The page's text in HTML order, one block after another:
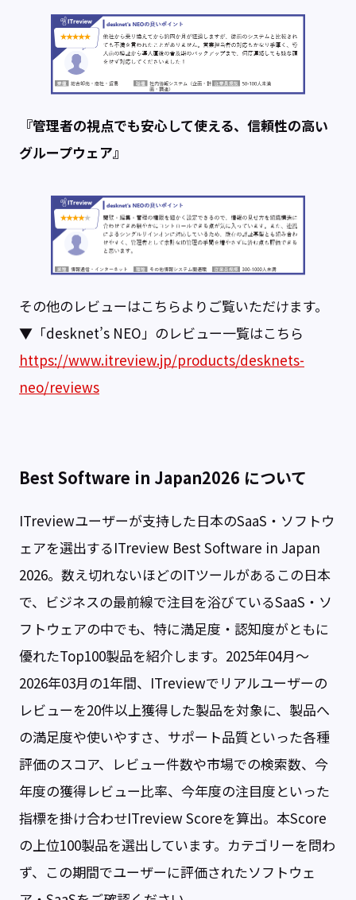
『管理者の視点でも安心して使える、信頼性の高い
グループウェア』
その他のレビューはこちらよりご覧いただけます。
▼「desknet’s NEO」のレビュー一覧はこちら
https://www.itreview.jp/products/desknets-
neo/reviews
Best Software in Japan2026 について
ITreviewユーザーが支持した日本のSaaS・ソフトウ
ェアを選出するITreview Best Software in Japan
2026。数え切れないほどのITツールがあるこの日本
で、ビジネスの最前線で注目を浴びているSaaS・ソ
フトウェアの中でも、特に満足度・認知度がともに
優れたTop100製品を紹介します。2025年04月～
2026年03月の1年間、ITreviewでリアルユーザーの
レビューを20件以上獲得した製品を対象に、製品へ
の満足度や使いやすさ、サポート品質といった各種
評価のスコア、レビュー件数や市場での検索数、今
年度の獲得レビュー比率、今年度の注目度といった
指標を掛け合わせITreview Scoreを算出。本Score
の上位100製品を選出しています。カテゴリーを問わ
ず、この期間でユーザーに評価されたソフトウェ